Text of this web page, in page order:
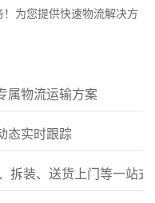
为您提供快速物流解决方
属物流运输方案
态实时跟踪
拆装、送货上门等一站